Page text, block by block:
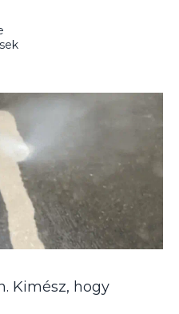
Kimész, hogy